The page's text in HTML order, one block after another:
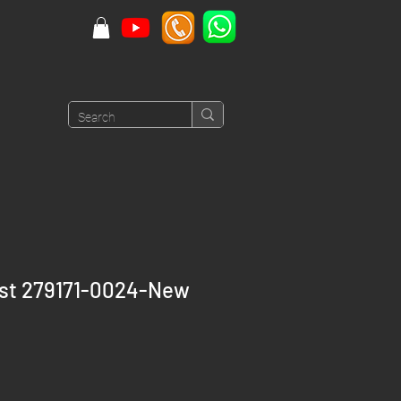
279171-0024-New